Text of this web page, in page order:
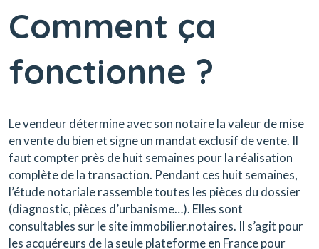
Comment ça
fonctionne ?
Le vendeur détermine avec son notaire la valeur de mise
en vente du bien et signe un mandat exclusif de vente. Il
faut compter près de huit semaines pour la réalisation
complète de la transaction. Pendant ces huit semaines,
l’étude notariale rassemble toutes les pièces du dossier
(diagnostic, pièces d’urbanisme…). Elles sont
consultables sur le site immobilier.notaires. Il s’agit pour
les acquéreurs de la seule plateforme en France pour